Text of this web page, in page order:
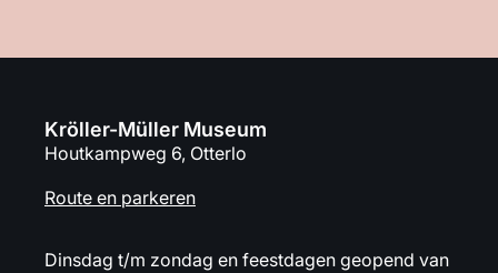
Kröller-Müller Museum
Houtkampweg 6, Otterlo
Route en parkeren
Dinsdag t/m zondag en feestdagen geopend van